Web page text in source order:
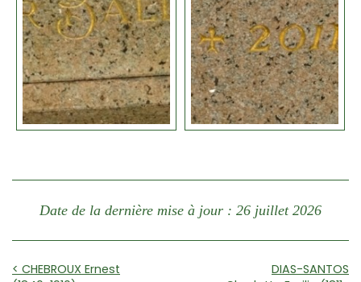
Date de la dernière mise à jour : 26 juillet 2026
< CHEBROUX Ernest
DIAS-SANTOS